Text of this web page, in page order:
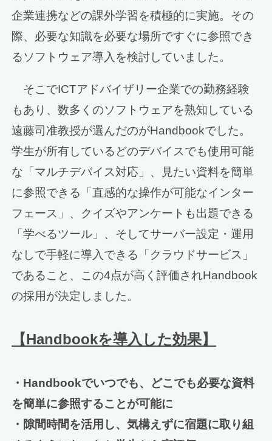
企業連携などの課外学習を積極的に実施。その
際、必要な知識を必要な場所ですぐに参照でき
るソフトウェア導入を検討していました。
そこでICTアドバイザリー企業での勤務経験
もあり、数多くのソフトウェアを熟知している
遠藤司准教授が選んだのがHandbookでした。
学生が所有しているどのデバイスでも使用可能
な「マルチデバイス対応」、見たい資料を簡単
に参照できる「直感的な操作が可能なインター
フェース」、クイズやアンケートも出題できる
「学べるツール」、そしてサーバー設定・運用
なしで手軽に導入できる「クラウドサービス」
であること、この4点が高く評価されHandbook
の採用が決定しました。
【Handbookを導入した効果】
・Handbookでいつでも、どこでも必要な資料
を簡単に参照することが可能に
・隙間時間を活用し、気構えずに宿題に取り組